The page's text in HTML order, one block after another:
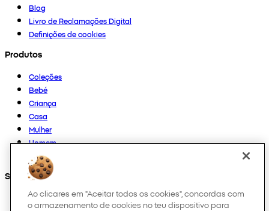
Blog
Livro de Reclamações Digital
Definições de cookies
Produtos
Coleções
Bebé
Criança
Casa
Mulher
Homem
Outros
Segue-nos em
Ao clicares em "Aceitar todos os cookies", concordas com
o armazenamento de cookies no teu dispositivo para